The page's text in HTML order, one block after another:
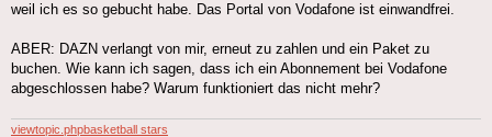
weil ich es so gebucht habe. Das Portal von Vodafone ist einwandfrei.
ABER: DAZN verlangt von mir, erneut zu zahlen und ein Paket zu
buchen. Wie kann ich sagen, dass ich ein Abonnement bei Vodafone
abgeschlossen habe? Warum funktioniert das nicht mehr?
viewtopic.phpbasketball stars